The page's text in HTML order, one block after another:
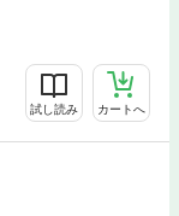
試し読み カートへ